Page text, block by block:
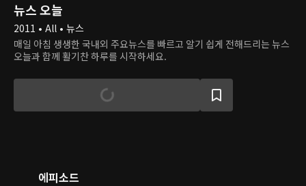
뉴스 오늘
2011 • All • 뉴스
매일 아침 생생한 국내외 주요뉴스를 빠르고 알기 쉽게 전해드리는 뉴스
오늘과 함께 활기찬 하루를 시작하세요.
에피소드